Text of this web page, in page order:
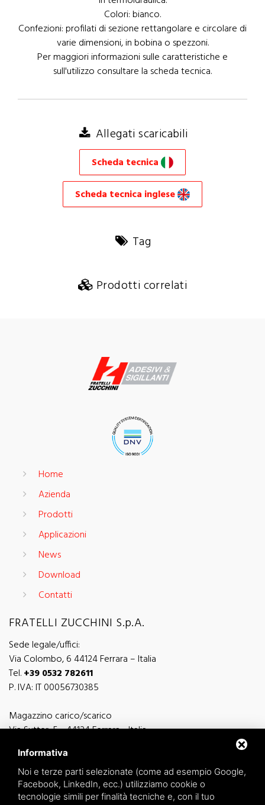
Colori: bianco.
Confezioni: profilati di sezione rettangolare e circolare di
varie dimensioni, in bobina o spezzoni.
Per maggiori informazioni sulle caratteristiche e
sull'utilizzo consultare la scheda tecnica.
Allegati scaricabili
Scheda tecnica
Scheda tecnica inglese
Tag
Prodotti correlati
Home
Azienda
Prodotti
Applicazioni
News
Download
Contatti
FRATELLI ZUCCHINI S.p.A.
Sede legale/uffici:
Via Colombo, 6 44124 Ferrara – Italia
Tel.+39 0532 782611
P. IVA: IT 00056730385
Magazzino carico/scarico
Via Sutter, 5 - 44124 Ferrara - Italia
Via Finati 4/L - 4/M - 44124 Ferrara - Italia
Informativa
Noi e terze parti selezionate (come ad esempio Google,
Facebook, LinkedIn, ecc.) utilizziamo cookie o
tecnologie simili per finalità tecniche e, con il tuo